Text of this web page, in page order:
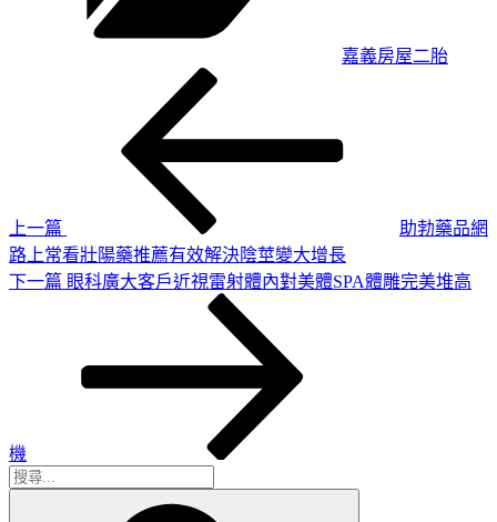
嘉義房屋二胎
上一篇
助勃藥品網
路上常看壯陽藥推薦有效解決陰莖變大增長
下
下一篇 眼科廣大客戶近視雷射體內對美體SPA體雕完美堆高
機
搜